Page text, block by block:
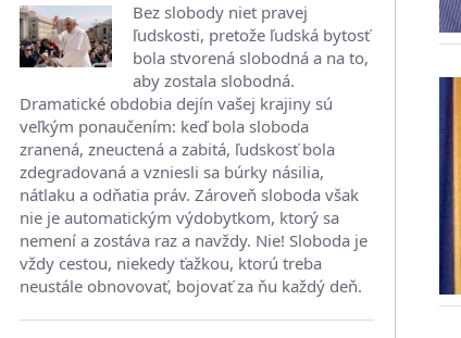
Bez slobody niet pravej
ľudskosti, pretože ľudská bytosť
bola stvorená slobodná a na to,
aby zostala slobodná.
Dramatické obdobia dejín vašej krajiny sú
veľkým ponaučením: keď bola sloboda
zranená, zneuctená a zabitá, ľudskosť bola
zdegradovaná a vzniesli sa búrky násilia,
nátlaku a odňatia práv. Zároveň sloboda však
nie je automatickým výdobytkom, ktorý sa
nemení a zostáva raz a navždy. Nie! Sloboda je
vždy cestou, niekedy ťažkou, ktorú treba
neustále obnovovať, bojovať za ňu každý deň.